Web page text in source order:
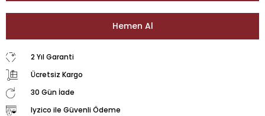
2 Yıl Garanti
Ücretsiz Kargo
30 Gün İade
Iyzico ile Güvenli Ödeme